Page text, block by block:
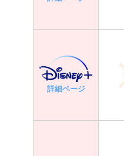
詳細ページ